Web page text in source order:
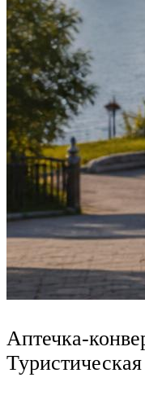
Аптечка-